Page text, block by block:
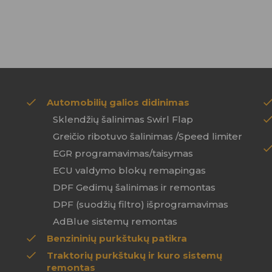
Automobilių galios didinimas
Sklendžių šalinimas Swirl Flap
Greičio ribotuvo šalinimas /Speed limiter
EGR programavimas/taisymas
ECU valdymo blokų remapingas
DPF Gedimų šalinimas ir remontas
DPF (suodžių filtro) išprogramavimas
AdBlue sistemų remontas
Benzininių purkštukų patikra
Traktorių purkštukų ir kuro sistemų
remontas